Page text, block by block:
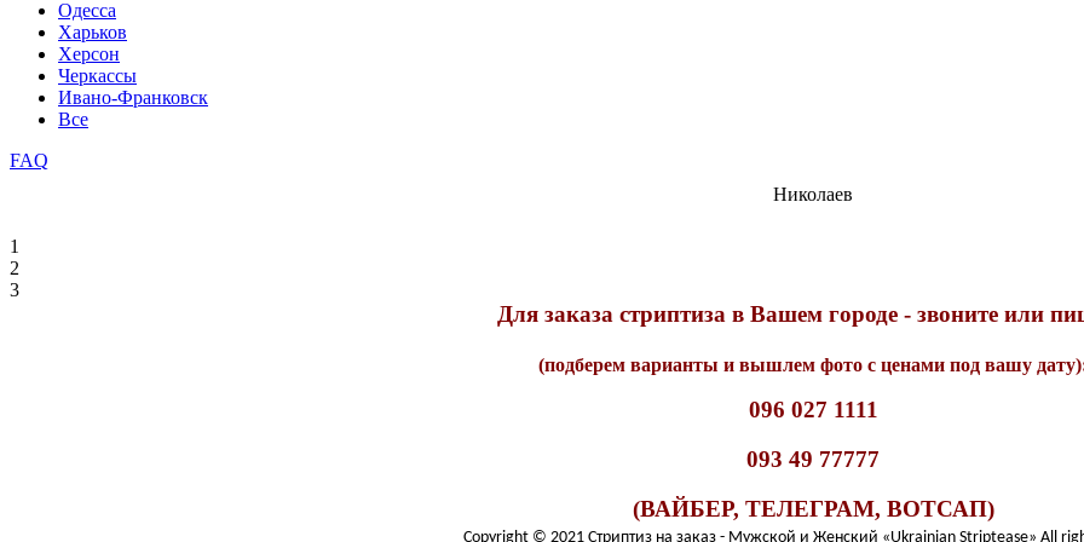
Одесса
Харьков
Херсон
Черкассы
Ивано-Франковск
Все
FAQ
Николаев
1
2
3
Для заказа стриптиза в Вашем городе - звоните или
(подберем варианты и вышлем фото с ценами под вашу
096 027 1111
093 49 77777
(ВАЙБЕР, ТЕЛЕГРАМ, ВОТСАП)
Copyright © 2021 Стриптиз на заказ - Мужской и Женский «Ukrainian Striptease» All